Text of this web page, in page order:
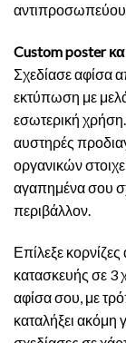
Custom poster
Σχεδίασε αφίσα
εκτύπωση με
εσωτερική
αυστηρές
οργανικών
αγαπημένα σου
περιβάλλον.
Επίλεξε
κατασκευής σε 3
αφίσα σου, με
καταλήξει ακόμη